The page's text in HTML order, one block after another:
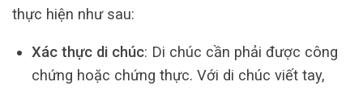
thực hiện như sau:
Xác thực di chúc: Di chúc cần phải được công
chứng hoặc chứng thực. Với di chúc viết tay,